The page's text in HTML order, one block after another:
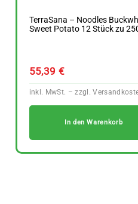
TerraSana – Noodles
Sweet Potato 12 Stück zu
55,39 €
In den Warenkorb